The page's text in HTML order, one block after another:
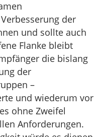
der
und sollte auch
Flanke bleibt
die bislang
der
–
und wiederum vor
ohne Zweifel
Anforderungen.